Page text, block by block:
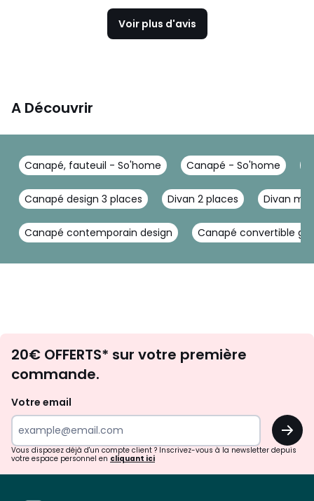
Voir plus d'avis
A Découvrir
Canapé, fauteuil - So'home Canapé - So'home
Canapé design 3 places Divan 2 places Divan
Canapé contemporain design Canapé convertible
d'inspirations
surprises?
20€ OFFERTS* sur votre première
commande.
Votre email
OK
Vous disposez déjà d'un compte client ? Inscrivez-vous à la newsletter depuis
votre espace personnel en cliquant ici